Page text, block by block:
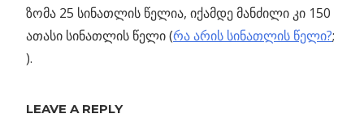
ზომა 25 სინათლის წელია, იქამდე მანძილი კი 150
ათასი სინათლის წელი (რა არის სინათლის წელი?;
).
Previous
მზესთან
LEAVE A REPLY